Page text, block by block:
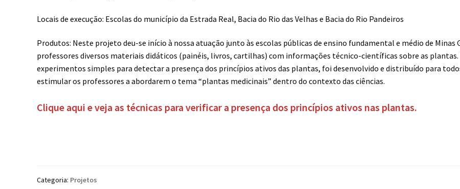
Locais de execução: Escolas do município da Estrada Real, Bacia do Rio das Velhas e Bacia do Rio Pandeiros
Produtos: Neste projeto deu-se início à nossa atuação junto às escolas públicas de ensino fundamental e médio de Minas
professores diversos materiais didáticos (painéis, livros, cartilhas) com informações técnico-científicas sobre as
experimentos simples para detectar a presença dos princípios ativos das plantas, foi desenvolvido e distribuído para
estimular os professores a abordarem o tema “plantas medicinais” dentro do contexto das ciências.
Clique aqui e veja as técnicas para verificar a presença dos princípios ativos nas plantas.
Categoria: Projetos